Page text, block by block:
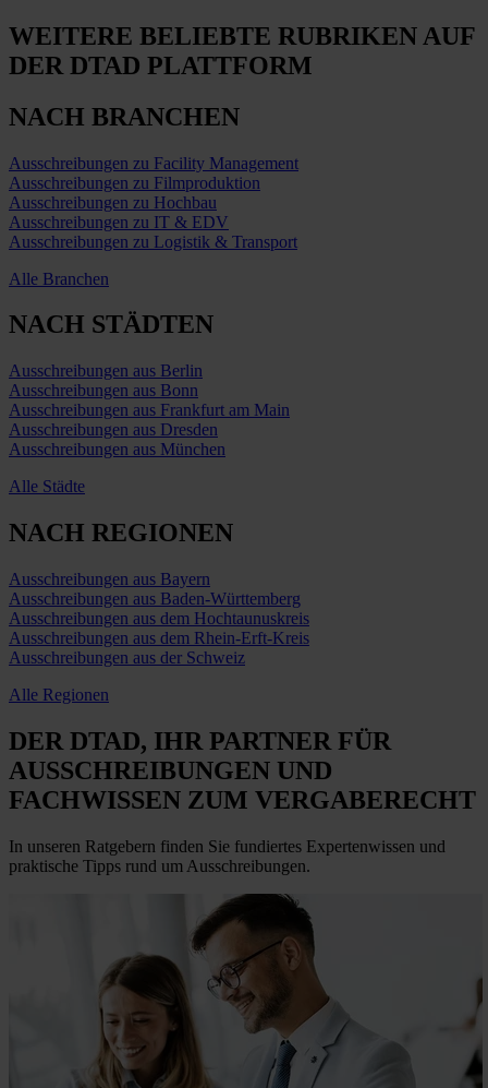
WEITERE BELIEBTE RUBRIKEN AUF
DER DTAD PLATTFORM
NACH BRANCHEN
Ausschreibungen zu Facility Management
Ausschreibungen zu Filmproduktion
Ausschreibungen zu Hochbau
Ausschreibungen zu IT & EDV
Ausschreibungen zu Logistik & Transport
Alle Branchen
NACH STÄDTEN
Ausschreibungen aus Berlin
Ausschreibungen aus Bonn
Ausschreibungen aus Frankfurt am Main
Ausschreibungen aus Dresden
Ausschreibungen aus München
Alle Städte
NACH REGIONEN
Ausschreibungen aus Bayern
Ausschreibungen aus Baden-Württemberg
Ausschreibungen aus dem Hochtaunuskreis
Ausschreibungen aus dem Rhein-Erft-Kreis
Ausschreibungen aus der Schweiz
Alle Regionen
DER DTAD, IHR PARTNER FÜR
AUSSCHREIBUNGEN UND
FACHWISSEN ZUM VERGABERECHT
In unseren Ratgebern finden Sie fundiertes Expertenwissen und
praktische Tipps rund um Ausschreibungen.